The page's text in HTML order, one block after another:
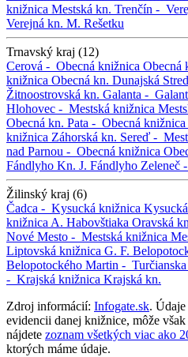
knižnica Mestská kn. Trenčín -
Verejná kn. M. Rešetku
Trnavský kraj (12)
Cerová - Obecná knižnica Obecná
knižnica Obecná kn. Dunajská
Žitnoostrovská kn. Galanta -
Hlohovec - Mestská knižnica
Obecná kn. Pata - Obecná knižnica
knižnica Záhorská kn. Sereď -
nad Parnou - Obecná knižnica
Fándlyho Kn. J. Fándlyho Zeleneč -
Žilinský kraj (6)
Čadca - Kysucká knižnica
knižnica A. Habovštiaka Oravská
Nové Mesto - Mestská knižnica
Liptovská knižnica G. F.
Belopotockého Martin -
- Krajská knižnica Krajská kn.
Zdroj informácií: Infogate.sk.
evidencii danej knižnice, môže
nájdete zoznam všetkých viac ako
ktorých máme údaje.